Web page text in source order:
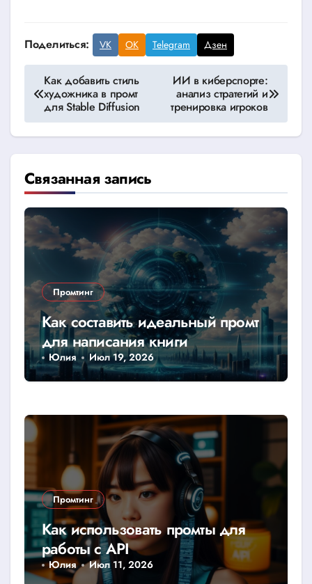
Поделиться: VK OK Telegram Дзен
Навигация
по
записям
Как добавить стиль
художника в промт
для Stable Diffusion
ИИ в киберспорте:
анализ стратегий и
тренировка игроков
Связанная запись
Промтинг
Как составить идеальный промт
для написания книги
Юлия Июл 19, 2026
Промтинг
Как использовать промты для
работы с API
Юлия Июл 11, 2026